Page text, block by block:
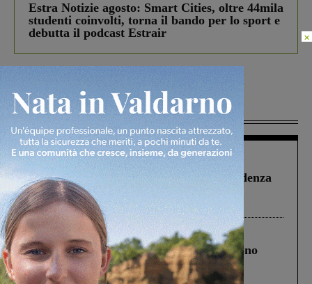
Estra Notizie agosto: Smart Cities, oltre 44mila
studenti coinvolti, torna il bando per lo sport e
debutta il podcast Estrair
Più lette
Figline Incisa Valdarno 1 Agosto 2026
Piscina di Figline finanziata oltre la scadenza
Pnrr, il gruppo di Fratelli d’Italia: “Un
ringraziamento al Governo”
Cronaca 4 Agosto 2026
Un anno fa la strage in A1 in cui morirono
Gianni, Giulia e Franco. Lo schianto, il
processo, lo stop ai sorpassi fra tir....
×